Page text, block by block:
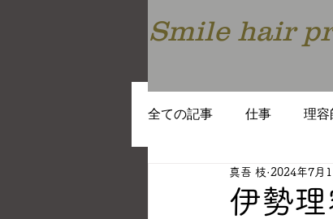
Smile hair
全ての記事 仕事 理容
教育 ト
伊勢
真吾 枝 2024年7月